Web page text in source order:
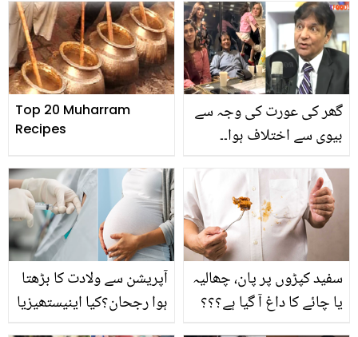
کا شربت روزانہ پینے سے
کونسے فائدے حاصل ہوتے
ہیں؟
پلاسٹک گیس سلینڈر، جو
آپ کی زندگی اور پیسے
دونوں بچائیں
Top 20 Muharram
Recipes
گھر کی عورت کی وجہ سے
بیوی سے اختلاف ہوا۔۔
ایسا قدم جس سے تنگ آ کر
انھوں نے گھر ہی چھوڑ دیا
آپریشن سے ولادت کا بڑھتا
ہوا رجحان؟کیا اینیستھیزیا
سفید کپڑوں پر پان، چھالیہ
یا چائے کا داغ آ گیا ہے؟؟؟